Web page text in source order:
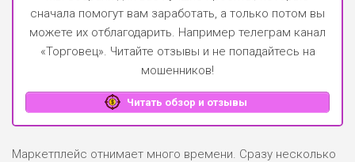
сначала помогут вам заработать, а только потом вы
можете их отблагодарить. Например телеграм канал
«Торговец». Читайте отзывы и не попадайтесь на
мошенников!
Читать обзор и отзывы
Маркетплейс отнимает много времени. Сразу несколько